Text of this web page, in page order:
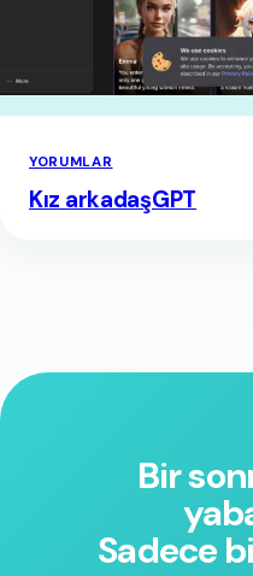
YORUMLAR
Kız arkadaşGPT
Bir
Sadece